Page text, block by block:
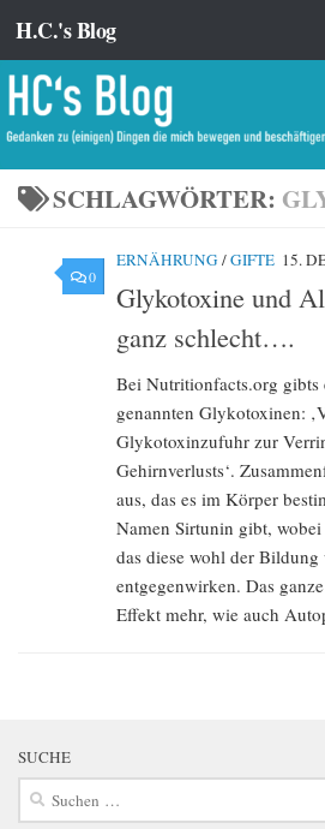
Zum Inhalt springen
H.C.'s Blog
SCHLAGWÖRTER:
0
ERNÄHRUNG /GIFTE 15.
Glykotoxine und
ganz schlecht….
Bei Nutritionfacts.org
genannten Glykotoxinen:
Glykotoxinzufuhr zur
Gehirnverlusts‘.
aus, das es im Körper
Namen Sirtunin gibt,
das diese wohl der
entgegenwirken. Das
Effekt mehr, wie auch
SUCHE
Suchen
nach: